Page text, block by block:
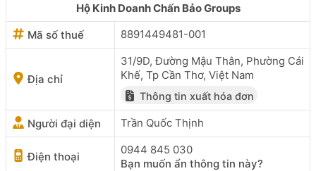
Hộ Kinh Doanh Chấn Bảo Groups
Mã số thuế
8891449481-001
Địa chỉ
31/9D, Đường Mậu Thân, Phường Cái
Khế, Tp Cần Thơ, Việt Nam
Thông tin xuất hóa đơn
Người đại diện Trần Quốc Thịnh
Điện thoại
0944 845 030
Bạn muốn ẩn thông tin này?